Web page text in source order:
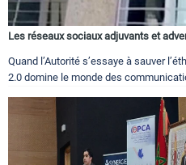
Les réseaux sociaux adjuvants et
Quand l’Autorité s’essaye à sauver
2.0 domine le monde des